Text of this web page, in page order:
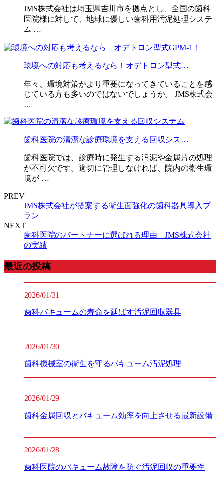
JMS株式会社は埼玉県吉川市を拠点とし、全国の歯科
医院様に対して、地球に優しい歯科用汚泥処理システ
ム …
環境への対応も考えるなら！オデトロン型式…
年々、環境対策がより重要になってきていることを感
じている方も多いのではないでしょうか。 JMS株式会
…
歯科医院の清潔な診療環境を支える回収シス…
歯科医院では、診療時に発生する汚泥や金属片の処理
が不可欠です。適切に管理しなければ、院内の衛生環
境が …
PREV
JMS株式会社が提案する衛生面強化の歯科器具導入プ
ラン
NEXT
歯科医院のパートナーに選ばれる理由—JMS株式会社
の実績
最近の投稿
2026/01/31
歯科バキュームの寿命を延ばす汚泥回収器具
2026/01/30
歯科機械室の衛生を守るバキューム汚泥処理
2026/01/29
歯科金属回収とバキューム効率を向上させる最新設備
2026/01/28
歯科医院のバキューム故障を防ぐ汚泥回収の重要性